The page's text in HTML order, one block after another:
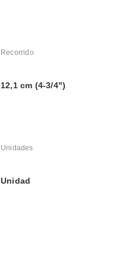
Recorrido
12,1 cm (4-3/4")
Unidades
Unidad